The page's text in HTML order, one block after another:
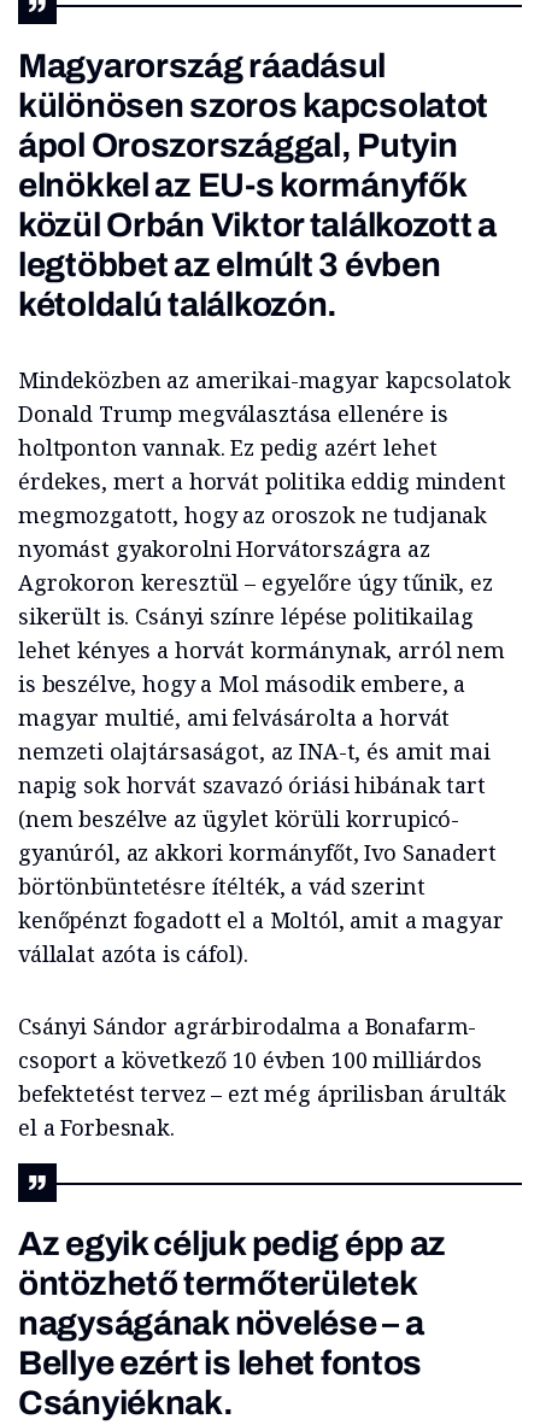
Magyarország ráadásul
különösen szoros kapcsolatot
ápol Oroszországgal, Putyin
elnökkel az EU-s kormányfők
közül Orbán Viktor találkozott a
legtöbbet az elmúlt 3 évben
kétoldalú találkozón.
Mindeközben az amerikai-magyar kapcsolatok
Donald Trump megválasztása ellenére is
holtponton vannak. Ez pedig azért lehet
érdekes, mert a horvát politika eddig mindent
megmozgatott, hogy az oroszok ne tudjanak
nyomást gyakorolni Horvátországra az
Agrokoron keresztül – egyelőre úgy tűnik, ez
sikerült is. Csányi színre lépése politikailag
lehet kényes a horvát kormánynak, arról nem
is beszélve, hogy a Mol második embere, a
magyar multié, ami felvásárolta a horvát
nemzeti olajtársaságot, az INA-t, és amit mai
napig sok horvát szavazó óriási hibának tart
(nem beszélve az ügylet körüli korrupicó-
gyanúról, az akkori kormányfőt, Ivo Sanadert
börtönbüntetésre ítélték, a vád szerint
kenőpénzt fogadott el a Moltól, amit a magyar
vállalat azóta is cáfol).
Csányi Sándor agrárbirodalma a Bonafarm-
csoport a következő 10 évben 100 milliárdos
befektetést tervez – ezt még áprilisban árulták
el a Forbesnak.
Az egyik céljuk pedig épp az
öntözhető termőterületek
nagyságának növelése – a
Bellye ezért is lehet fontos
Csányiéknak.